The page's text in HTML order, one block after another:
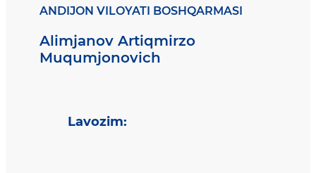
ANDIJON VILOYATI BOSHQARMASI
Alimjanov Artiqmirzo
Muqumjonovich
Lavozim: